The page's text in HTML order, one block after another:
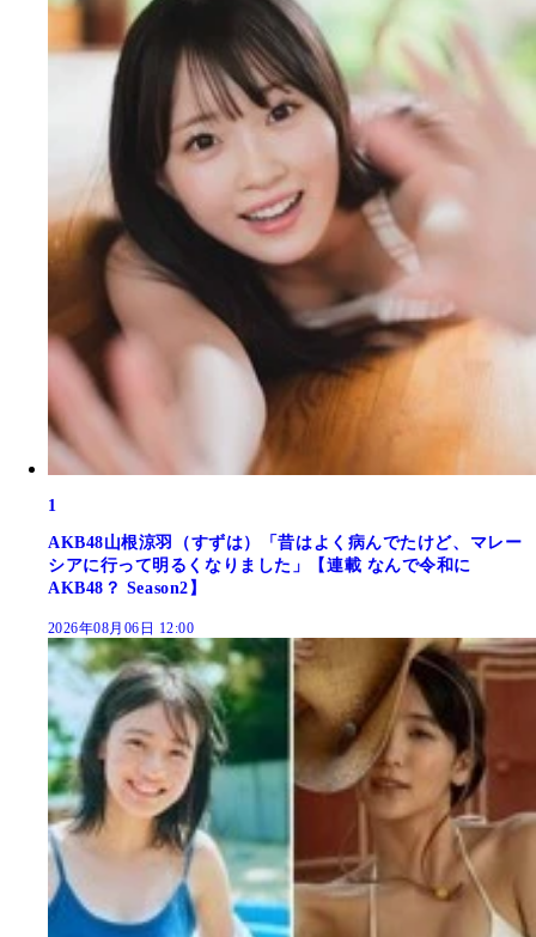
1
AKB48山根涼羽（すずは）「昔はよく病んでたけど、マレー
シアに行って明るくなりました」【連載 なんで令和に
AKB48？ Season2】
2026年08月06日 12:00